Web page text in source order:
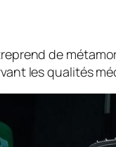
de
les qualités